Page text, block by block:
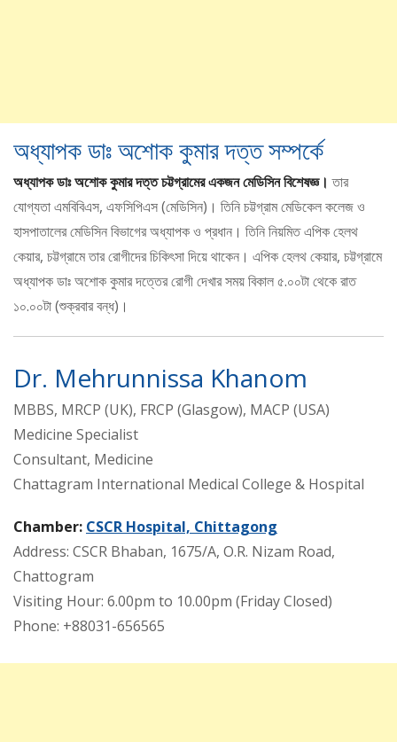
অধ্যাপক ডাঃ অশোক কুমার দত্ত সম্পর্কে
অধ্যাপক ডাঃ অশোক কুমার দত্ত চট্টগ্রামের একজন মেডিসিন বিশেষজ্ঞ। তার
যোগ্যতা এমবিবিএস, এফসিপিএস (মেডিসিন)। তিনি চট্টগ্রাম মেডিকেল কলেজ ও
হাসপাতালের মেডিসিন বিভাগের অধ্যাপক ও প্রধান। তিনি নিয়মিত এপিক হেলথ
কেয়ার, চট্টগ্রামে তার রোগীদের চিকিৎসা দিয়ে থাকেন। এপিক হেলথ কেয়ার, চট্টগ্রামে
অধ্যাপক ডাঃ অশোক কুমার দত্তের রোগী দেখার সময় বিকাল ৫.০০টা থেকে রাত
১০.০০টা (শুক্রবার বন্ধ)।
Dr. Mehrunnissa Khanom
MBBS, MRCP (UK), FRCP (Glasgow), MACP (USA)
Medicine Specialist
Consultant, Medicine
Chattagram International Medical College & Hospital
Chamber: CSCR Hospital, Chittagong
Address: CSCR Bhaban, 1675/A, O.R. Nizam Road,
Chattogram
Visiting Hour: 6.00pm to 10.00pm (Friday Closed)
Phone: +88031-656565